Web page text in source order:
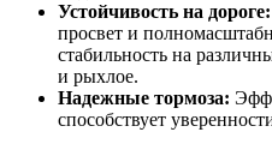
Устойчивость на дороге:
просвет и
стабильность на
и рыхлое.
Надежные тормоза:
способствует